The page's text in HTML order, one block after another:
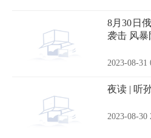
8月30日
袭击 风
2023-08-31
夜读 | 听
2023-08-30